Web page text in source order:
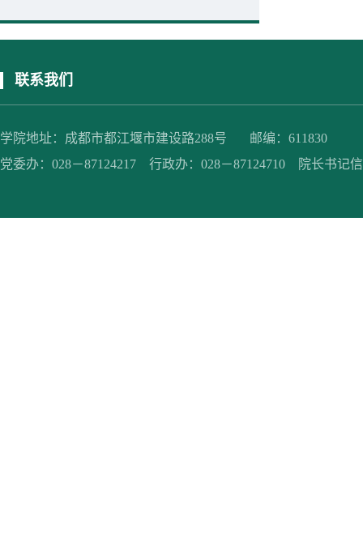
联系我们
学院地址：成都市都江堰市建设路288号 邮编：611830
党委办：028－87124217 行政办：028－87124710 院长书记信